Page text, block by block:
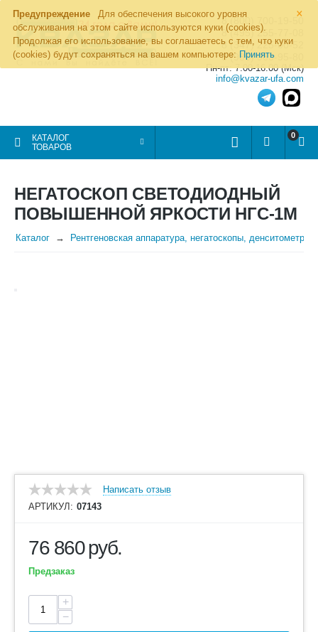
×
Предупреждение
Для обеспечения высокого уровня
обслуживания на этом сайте используются куки (cookies).
Продолжая его использование, вы соглашаетесь с тем, что куки
(cookies) будут сохраняться на вашем компьютере: Принять
8 (800) 700-19-50
8 (495) 255-77-08
8 (347) 225-00-52
8 (986) 963-95-80
Пн-пт: 7.00-16.00 (Мск)
info@kvazar-ufa.com
КАТАЛОГ
ТОВАРОВ
0
НЕГАТОСКОП СВЕТОДИОДНЫЙ
ПОВЫШЕННОЙ ЯРКОСТИ НГС-1М
Каталог Рентгеновская аппаратура, негатоскопы, денситометры
Написать отзыв
АРТИКУЛ: 07143
76 860руб.
Предзаказ
+
−